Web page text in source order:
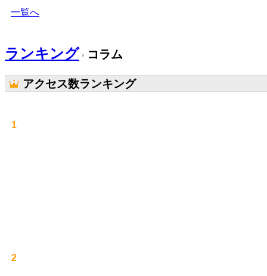
一覧へ
ランキング コラム
アクセス数ランキング
1
2